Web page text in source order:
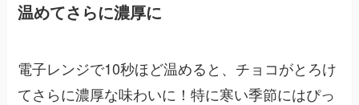
温めてさらに濃厚に
電子レンジで10秒ほど温めると、チョコがとろけ
てさらに濃厚な味わいに！特に寒い季節にはぴっ